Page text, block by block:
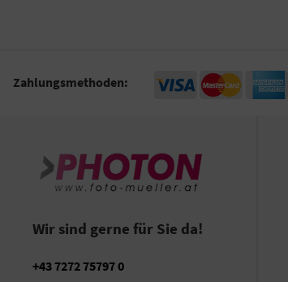
Zahlungsmethoden:
Wir sind gerne für Sie da!
+43 7272 75797 0